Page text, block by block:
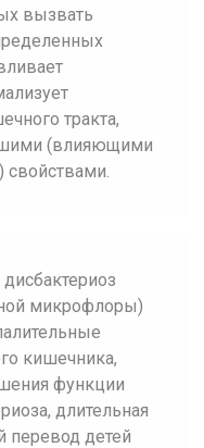
вызвать
тракта,
(влияющими
свойствами.
микрофлоры)
кишечника,
функции
длительная
перевод детей